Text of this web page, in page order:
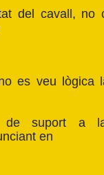
del cavall, no
es veu lògica
de suport a
en